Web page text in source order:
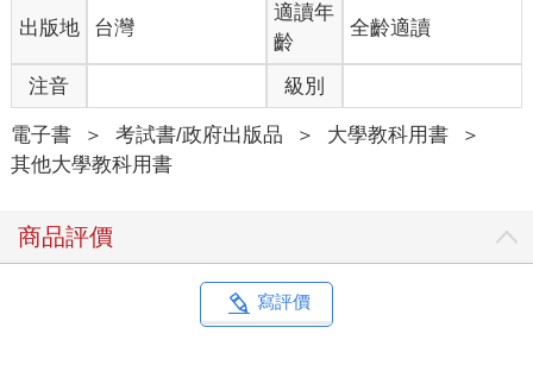
出版地 台灣
適讀年
齡
全齡適讀
注音 級別
電子書 ＞ 考試書/政府出版品 ＞ 大學教科用書
＞
其他大學教科用書
商品評價
寫評價